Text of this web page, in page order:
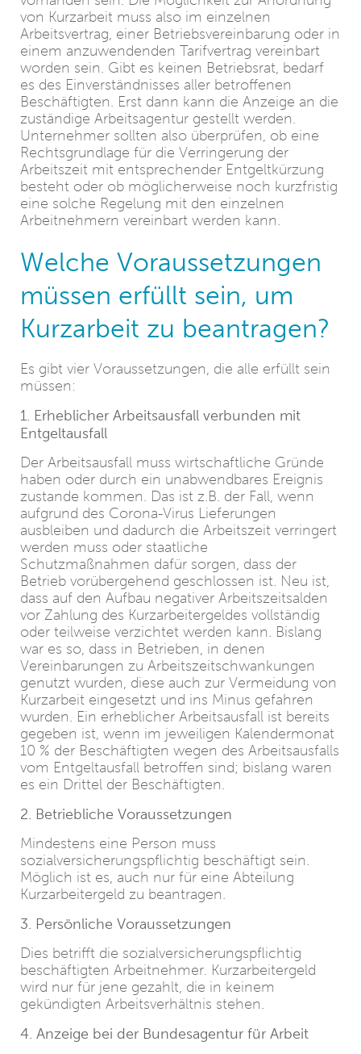
von Kurzarbeit muss also im einzelnen
Arbeitsvertrag, einer Betriebsvereinbarung oder in
einem anzuwendenden Tarifvertrag vereinbart
worden sein. Gibt es keinen Betriebsrat, bedarf
es des Einverständnisses aller betroffenen
Beschäftigten. Erst dann kann die Anzeige an die
zuständige Arbeitsagentur gestellt werden.
Unternehmer sollten also überprüfen, ob eine
Rechtsgrundlage für die Verringerung der
Arbeitszeit mit entsprechender Entgeltkürzung
besteht oder ob möglicherweise noch kurzfristig
eine solche Regelung mit den einzelnen
Arbeitnehmern vereinbart werden kann.
Welche Voraussetzungen
müssen erfüllt sein, um
Kurzarbeit zu beantragen?
Es gibt vier Voraussetzungen, die alle erfüllt sein
müssen:
1. Erheblicher Arbeitsausfall verbunden mit
Entgeltausfall
Der Arbeitsausfall muss wirtschaftliche Gründe
haben oder durch ein unabwendbares Ereignis
zustande kommen. Das ist z.B. der Fall, wenn
aufgrund des Corona-Virus Lieferungen
ausbleiben und dadurch die Arbeitszeit verringert
werden muss oder staatliche
Schutzmaßnahmen dafür sorgen, dass der
Betrieb vorübergehend geschlossen ist. Neu ist,
dass auf den Aufbau negativer Arbeitszeitsalden
vor Zahlung des Kurzarbeitergeldes vollständig
oder teilweise verzichtet werden kann. Bislang
war es so, dass in Betrieben, in denen
Vereinbarungen zu Arbeitszeitschwankungen
genutzt wurden, diese auch zur Vermeidung von
Kurzarbeit eingesetzt und ins Minus gefahren
wurden. Ein erheblicher Arbeitsausfall ist bereits
gegeben ist, wenn im jeweiligen Kalendermonat
10 % der Beschäftigten wegen des Arbeitsausfalls
vom Entgeltausfall betroffen sind; bislang waren
es ein Drittel der Beschäftigten.
2. Betriebliche Voraussetzungen
Mindestens eine Person muss
sozialversicherungspflichtig beschäftigt sein.
Möglich ist es, auch nur für eine Abteilung
Kurzarbeitergeld zu beantragen.
3. Persönliche Voraussetzungen
Dies betrifft die sozialversicherungspflichtig
beschäftigten Arbeitnehmer. Kurzarbeitergeld
wird nur für jene gezahlt, die in keinem
gekündigten Arbeitsverhältnis stehen.
4. Anzeige bei der Bundesagentur für Arbeit